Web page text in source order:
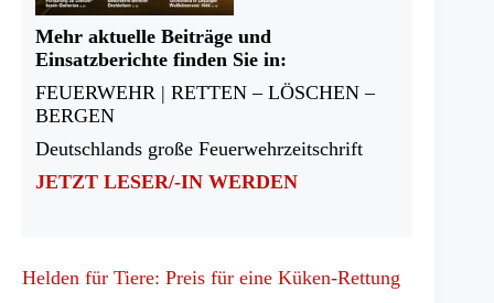
Mehr aktuelle Beiträge und
Einsatzberichte finden Sie in:
FEUERWEHR | RETTEN – LÖSCHEN –
BERGEN
Deutschlands große Feuerwehrzeitschrift
JETZT LESER/-IN WERDEN
Helden für Tiere: Preis für eine Küken-Rettung